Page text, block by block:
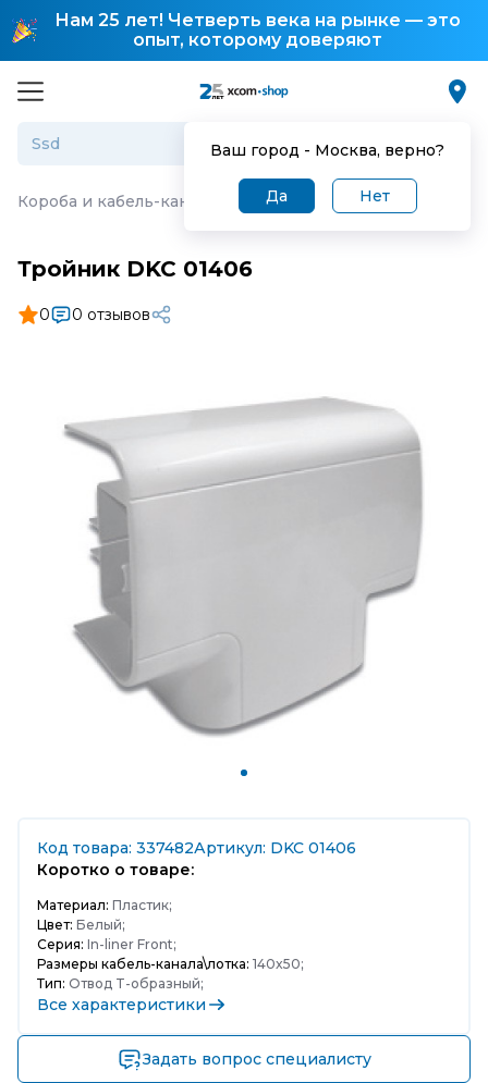
Нам 25 лет! Четверть века на рынке — это
опыт, которому доверяют
Ваш город - Москва, верно?
Да Нет
Короба и кабель-каналы Тройник DKC 01406
Тройник DKC 01406
0 0 отзывов
Код товара: 337482Артикул: DKC 01406
Коротко о товаре:
Материал: Пластик;
Цвет: Белый;
Серия: In-liner Front;
Размеры кабель-канала\лотка: 140x50;
Тип: Отвод T-образный;
Все характеристики
Задать вопрос специалисту